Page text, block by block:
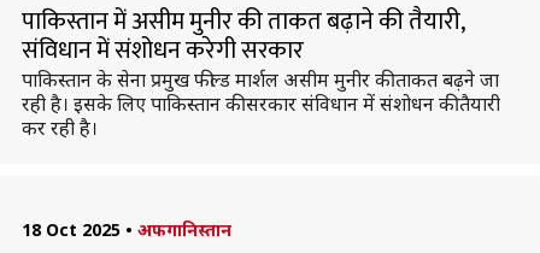
पाकिस्तान में असीम मुनीर की ताकत बढ़ाने की तैयारी,
संविधान में संशोधन करेगी सरकार
पाकिस्तान के सेना प्रमुख फील्ड मार्शल असीम मुनीर की ताकत बढ़ने जा
रही है। इसके लिए पाकिस्तान की सरकार संविधान में संशोधन की तैयारी
कर रही है।
18 Oct 2025 • अफगानिस्तान